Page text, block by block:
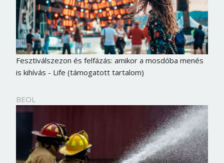
Fesztiválszezon és felfázás: amikor a mosdóba menés
is kihívás - Life (támogatott tartalom)
BEOL